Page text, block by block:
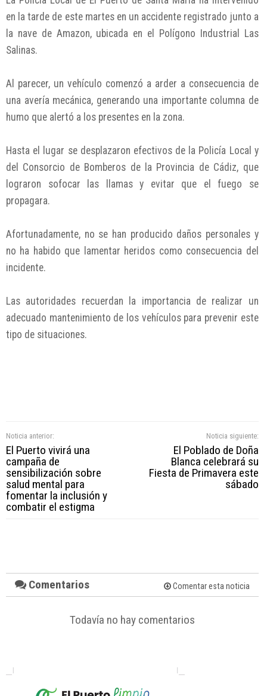
en la tarde de este martes en un accidente registrado junto a
la nave de Amazon, ubicada en el Polígono Industrial Las
Salinas.
Al parecer, un vehículo comenzó a arder a consecuencia de
una avería mecánica, generando una importante columna de
humo que alertó a los presentes en la zona.
Hasta el lugar se desplazaron efectivos de la Policía Local y
del Consorcio de Bomberos de la Provincia de Cádiz, que
lograron sofocar las llamas y evitar que el fuego se
propagara.
Afortunadamente, no se han producido daños personales y
no ha habido que lamentar heridos como consecuencia del
incidente.
Las autoridades recuerdan la importancia de realizar un
adecuado mantenimiento de los vehículos para prevenir este
tipo de situaciones.
Noticia anterior:
El Puerto vivirá una
campaña de
sensibilización sobre
salud mental para
fomentar la inclusión y
combatir el estigma
Noticia siguiente:
El Poblado de Doña
Blanca celebrará su
Fiesta de Primavera este
sábado
Comentarios Comentar esta noticia
Todavía no hay comentarios